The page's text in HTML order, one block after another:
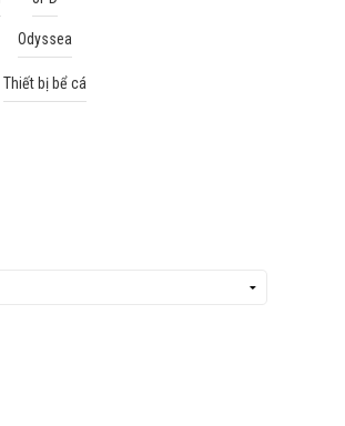
Odyssea
Thiết bị bể cá